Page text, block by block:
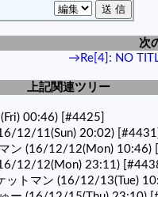
次
→Re[4]: NO
上記関連ツリー
00:46) [#4425]
12/11(Sun) 20:02)
ン (16/12/12(Mon) 10:46)
12/12(Mon) 23:11)
ットマン (16/12/13(Tue)